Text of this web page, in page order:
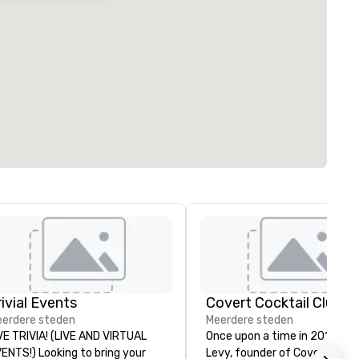
Events
steden
TRIVIA! (LIVE AND VIRTUAL
Looking to bring your
Covert Cocktail Club
Meerdere steden
Once upon a time in 2016,
Levy, founder of Covert